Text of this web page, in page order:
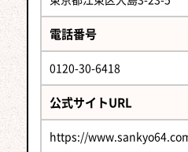
することは難しいこともあり
イントを基準に、業者さん
敗は少なくなります。
安さが一番！という方はそ
などの危険性は認識
閉じ
けられなかった」という話
そのため、
人店ではない・ホームペー
ている・自社施工である・
に加えると、信頼できる会
閉じ
その場合、何かミスがあっ
に破損などがあっても、責
能性もあります
い。
閉じ
お願いする業者さんや営業所
工士」がいるかどうかは、
を持っているという一つの
てください。
閉じ
微妙？」なのか…。同じお
に“好感が持てる人”のほうが
電話番号
0120-30-6418
公式サイトURL
https://